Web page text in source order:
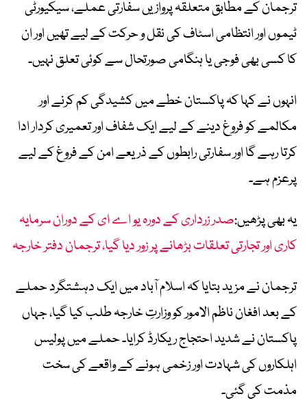
ترجمان کے مطابق متعلقہ پروازیں سفارتی عملے، سیکیورٹی
ٹیموں اور انتظامی اسٹاف کی نقل و حرکت کے لیے تھیں اور ان
کا کسی بھی فوجی یا ہنگامی صورتحال سے کوئی تعلق نہیں۔
انہوں نے کہا کہ پاکستان خطے میں کشیدگی کم کرنے اور
مکالمے کو فروغ دینے کے لیے ایک شفاف اور تعمیری کردار ادا
کرتا رہے گا اور سفارتی رابطوں کے ذریعے امن کے فروغ کے لیے
پرعزم ہے۔
یہ بھی پڑھیں:صدر زرداری کے دورہ یو اے ای کے دوران سرمایہ
کاری اور تجارتی تعلقات بڑھانے پر زور دیا گیا، ترجمان دفتر خارجہ
ترجمان نے مزید بتایا کہ اسلام آباد میں ایک دہشتگرد حملے
کے بعد افغان ناظم الامور کو وزارتِ خارجہ طلب کیا گیا، جہاں
پاکستان نے شدید احتجاج ریکارڈ کرایا۔ حملے میں پولیس
اہلکاروں کی شہادت اور زخمی ہونے کے واقعے کی سخت
مذمت کی گئی۔